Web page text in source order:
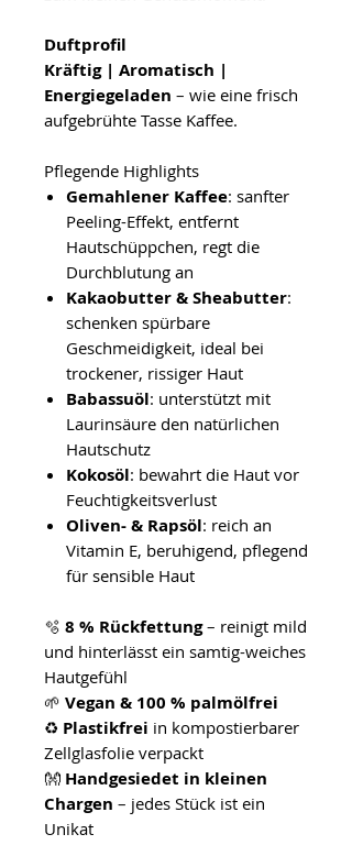
Duftprofil
Kräftig | Aromatisch |
Energiegeladen – wie eine frisch
aufgebrühte Tasse Kaffee.
Pflegende Highlights
Gemahlener Kaffee: sanfter
Peeling-Effekt, entfernt
Hautschüppchen, regt die
Durchblutung an
Kakaobutter & Sheabutter:
schenken spürbare
Geschmeidigkeit, ideal bei
trockener, rissiger Haut
Babassuöl: unterstützt mit
Laurinsäure den natürlichen
Hautschutz
Kokosöl: bewahrt die Haut vor
Feuchtigkeitsverlust
Oliven- & Rapsöl: reich an
Vitamin E, beruhigend, pflegend
für sensible Haut
🫧 8 % Rückfettung– reinigt mild
und hinterlässt ein samtig-weiches
Hautgefühl
🌱 Vegan & 100 % palmölfrei
♻️ Plastikfrei in kompostierbarer
Zellglasfolie verpackt
👐 Handgesiedet in kleinen
Chargen – jedes Stück ist ein
Unikat